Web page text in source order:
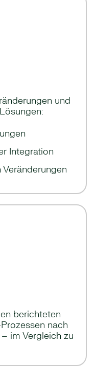
und
Integration
berichteten
nach
im Vergleich zu